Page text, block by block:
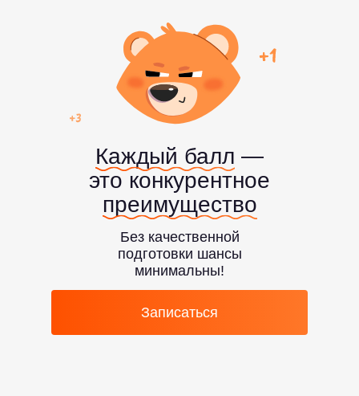
Проходной балл Средний балл ЕГЭ
280–320
Специальность
и управление
Направления
Экономика, управление,
маркетинг
Проходной балл Средний балл ЕГЭ
88
Каждый балл —
это конкурентное
преимущество
Без качественной
подготовки шансы
минимальны!
Записаться